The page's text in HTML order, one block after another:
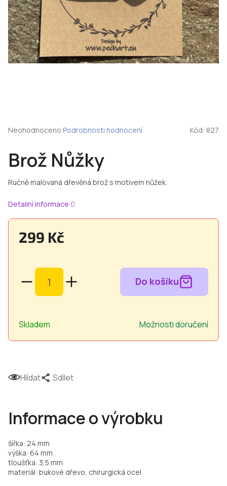
Brož Nůžky
Ručně malovaná dřevěná brož s motivem nůžek.
Detailní informace
Hlídat Sdílet
299 Kč
Skladem Možnosti doručení
Průměrné
je
0,0
z
5
Neohodnoceno Podrobnosti hodnocení Kód: 827
Informace o výrobku
šířka: 24 mm
výška: 64 mm
tloušťka: 3,5 mm
materiál: bukové dřevo, chirurgická ocel